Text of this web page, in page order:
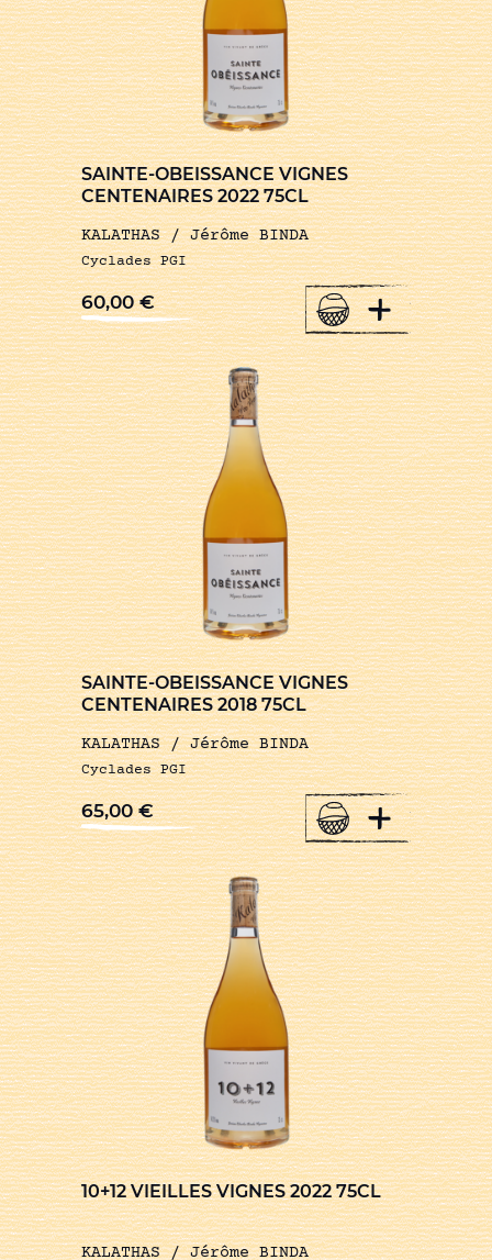
SAINTE-OBEISSANCE VIGNES
CENTENAIRES 2022 75CL
KALATHAS / Jérôme BINDA
Cyclades PGI
60,00€ +
SAINTE-OBEISSANCE VIGNES
CENTENAIRES 2018 75CL
KALATHAS / Jérôme BINDA
Cyclades PGI
65,00€ +
10+12 VIEILLES VIGNES 2022 75CL
KALATHAS / Jérôme BINDA